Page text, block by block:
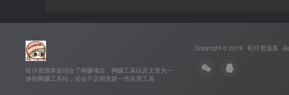
旺仔资源库是结合了网赚项目，网赚工具以及文章为一
体的网赚工具站，还会不定期更新一些实用工具
Copyright © 2019 · 旺仔资源库 · 由